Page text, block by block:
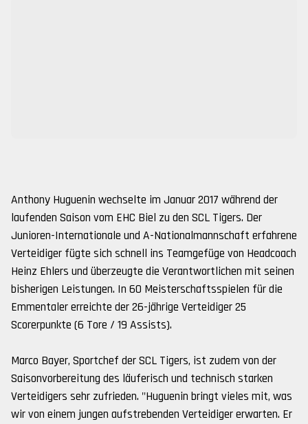
Anthony Huguenin wechselte im Januar 2017 während der
laufenden Saison vom EHC Biel zu den SCL Tigers. Der
Junioren-Internationale und A-Nationalmannschaft erfahrene
Verteidiger fügte sich schnell ins Teamgefüge von Headcoach
Heinz Ehlers und überzeugte die Verantwortlichen mit seinen
bisherigen Leistungen. In 60 Meisterschaftsspielen für die
Emmentaler erreichte der 26-jährige Verteidiger 25
Scorerpunkte (6 Tore / 19 Assists).
Marco Bayer, Sportchef der SCL Tigers, ist zudem von der
Saisonvorbereitung des läuferisch und technisch starken
Verteidigers sehr zufrieden. "Huguenin bringt vieles mit, was
wir von einem jungen aufstrebenden Verteidiger erwarten. Er